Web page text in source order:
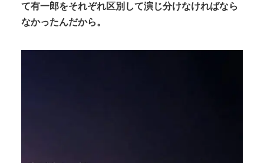
て有一郎をそれぞれ区別して演じ分けなければなら
なかったんだから。